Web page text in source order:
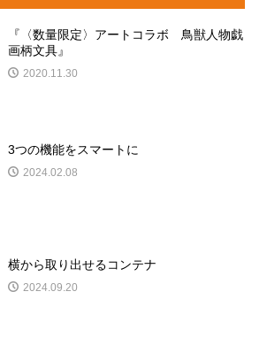
『〈数量限定〉アートコラボ 鳥獣人物戯
画柄文具』
2020.11.30
3つの機能をスマートに
2024.02.08
横から取り出せるコンテナ
2024.09.20